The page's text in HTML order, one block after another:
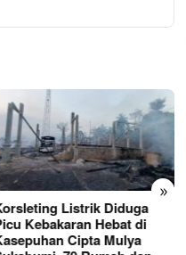
»
Listrik Diduga
Kebakaran Hebat di
Cipta Mulya